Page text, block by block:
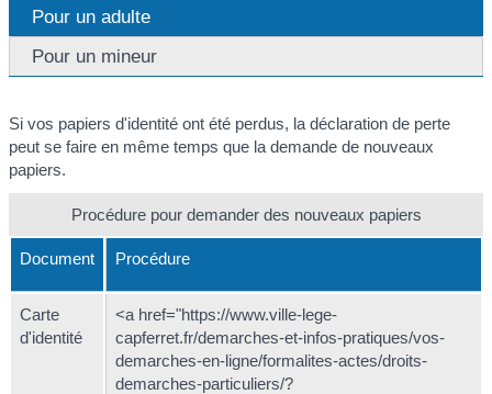
Pour un adulte
Pour un mineur
Si vos papiers d'identité ont été perdus, la déclaration de perte
peut se faire en même temps que la demande de nouveaux
papiers.
Procédure pour demander des nouveaux papiers
Document Procédure
Carte
d'identité
<a href="https://www.ville-lege-
capferret.fr/demarches-et-infos-pratiques/vos-
demarches-en-ligne/formalites-actes/droits-
demarches-particuliers/?